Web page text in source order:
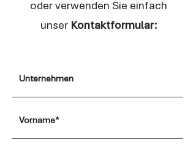
oder verwenden Sie einfach
unser Kontaktformular: